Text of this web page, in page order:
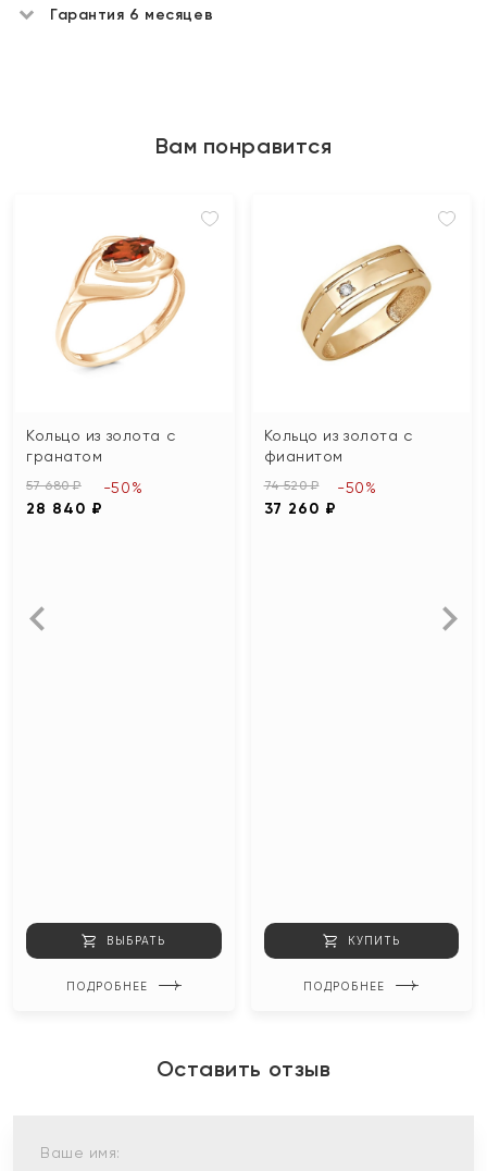
Гарантия 6 месяцев
Вам понравится
Кольцо из золота с
гранатом
57 680 ₽
28 840 ₽
-50%
ВЫБРАТЬ
ПОДРОБНЕЕ
Кольцо из золота с
фианитом
74 520 ₽
37 260 ₽
-50%
КУПИТЬ
ПОДРОБНЕЕ
Оставить отзыв
Ваше имя: